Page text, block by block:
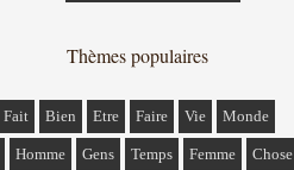
Thèmes populaires
Fait Bien Etre Faire Vie Monde
Homme Gens Temps Femme Chose